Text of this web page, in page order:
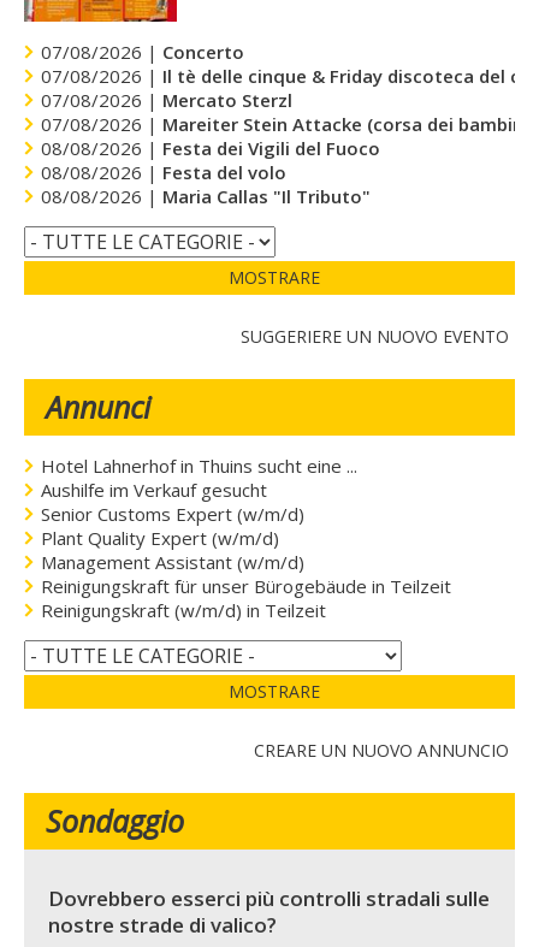
07/08/2026 | Concerto
07/08/2026 | Il tè delle cinque & Friday discoteca del
07/08/2026 | Mercato Sterzl
07/08/2026 | Mareiter Stein Attacke (corsa dei bambini)
08/08/2026 | Festa dei Vigili del Fuoco
08/08/2026 | Festa del volo
08/08/2026 | Maria Callas "Il Tributo"
MOSTRARE
SUGGERIERE UN NUOVO EVENTO
Annunci
Hotel Lahnerhof in Thuins sucht eine ...
Aushilfe im Verkauf gesucht
Senior Customs Expert (w/m/d)
Plant Quality Expert (w/m/d)
Management Assistant (w/m/d)
Reinigungskraft für unser Bürogebäude in Teilzeit
Reinigungskraft (w/m/d) in Teilzeit
MOSTRARE
CREARE UN NUOVO ANNUNCIO
Sondaggio
Dovrebbero esserci più controlli stradali sulle
nostre strade di valico?